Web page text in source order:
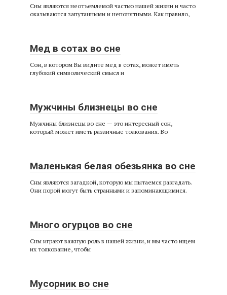
Сны являются неотъемлемой частью нашей жизни и часто
оказываются запутанными и непонятными. Как правило,
Мед в сотах во сне
Сон, в котором Вы видите мед в сотах, может иметь
глубокий символический смысл и
Мужчины близнецы во сне
Мужчины близнецы во сне — это интересный сон,
который может иметь различные толкования. Во
Маленькая белая обезьянка во сне
Сны являются загадкой, которую мы пытаемся разгадать.
Они порой могут быть странными и запоминающимися.
Много огурцов во сне
Сны играют важную роль в нашей жизни, и мы часто ищем
их толкование, чтобы
Мусорник во сне